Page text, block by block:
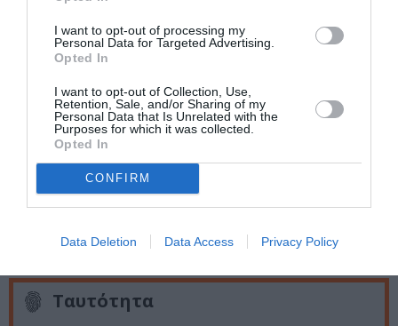
I want to opt-out of processing my
Personal Data for Targeted Advertising.
Opted In
I want to opt-out of Collection, Use,
Retention, Sale, and/or Sharing of my
Personal Data that Is Unrelated with the
Purposes for which it was collected.
Opted In
CONFIRM
Data Deletion Data Access Privacy Policy
Διαβάστε επίσης:
Φεστιβάλ Αθηνών και Επιδαύρου 2018: Το πρόγραμμα
Ταυτότητα